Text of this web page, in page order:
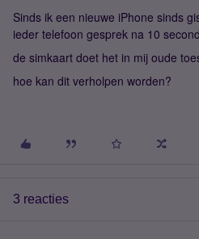
Sinds ik een nieuwe iPhone sinds
ieder telefoon gesprek na 10
de simkaart doet het in mij oude
hoe kan dit verholpen worden?
3 reacties